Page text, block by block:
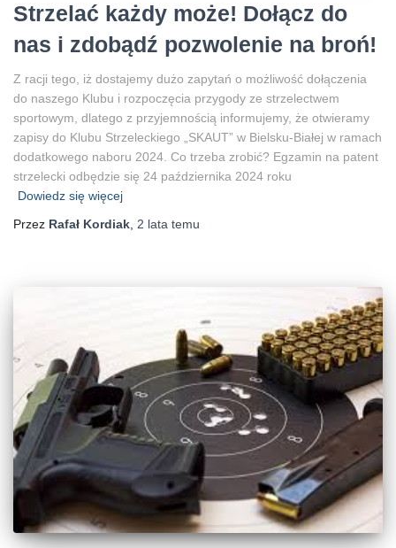
Strzelać każdy może! Dołącz do
nas i zdobądź pozwolenie na broń!
Z racji tego, iż dostajemy dużo zapytań o możliwość dołączenia
do naszego Klubu i rozpoczęcia przygody ze strzelectwem
sportowym, dlatego z przyjemnością informujemy, że otwieramy
zapisy do Klubu Strzeleckiego „SKAUT” w Bielsku-Białej w ramach
dodatkowego naboru 2024. Co trzeba zrobić? Egzamin na patent
strzelecki odbędzie się 24 października 2024 roku
Dowiedz się więcej
Przez Rafał Kordiak, 2 lata temu